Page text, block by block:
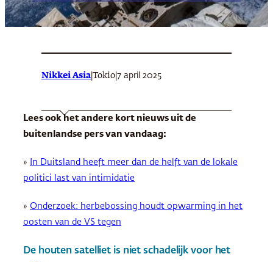
Nikkei Asia Tokio 7 april 2025
Lees ook het andere kort nieuws uit de
buitenlandse pers van vandaag:
»
In Duitsland heeft meer dan de helft van de lokale
politici last van intimidatie
» Onderzoek: herbebossing houdt opwarming in het
oosten van de VS tegen
De houten satelliet is niet schadelijk voor het